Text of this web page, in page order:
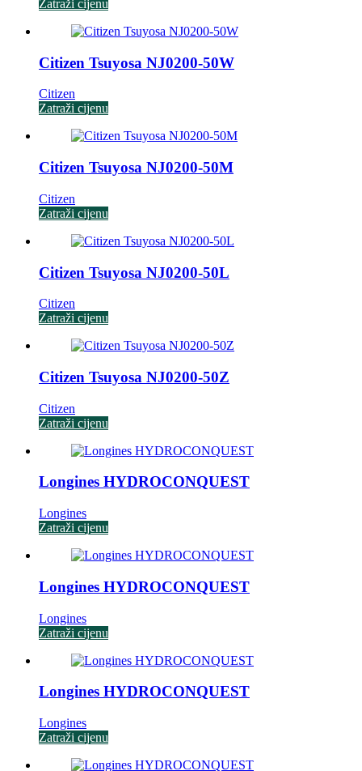
Zatraži cijenu
Citizen Tsuyosa NJ0200-50W
Citizen
Zatraži cijenu
Citizen Tsuyosa NJ0200-50M
Citizen
Zatraži cijenu
Citizen Tsuyosa NJ0200-50L
Citizen
Zatraži cijenu
Citizen Tsuyosa NJ0200-50Z
Citizen
Zatraži cijenu
Longines HYDROCONQUEST
Longines
Zatraži cijenu
Longines HYDROCONQUEST
Longines
Zatraži cijenu
Longines HYDROCONQUEST
Longines
Zatraži cijenu